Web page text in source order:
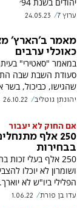
ערוץ 7 24.05.23
מאמר ב'הארץ'
כאוכלי ערבים
במאמר "סאטירי"
סעודת השבת שבה
שהגישו, כביכול, בשר
יהונתן גוטליב 26.10.22
אם החוק לא יעבור
250 אלף
בבחירות
250 אלף בעלי
ושומרון לא יוכלו
הפלילי ביו"ש לא יוארך.
עדו בן פורת 1.06.22